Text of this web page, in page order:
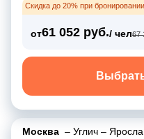
Скидка до 20% при
от61 052 руб./ чел67
Москва – Углич –